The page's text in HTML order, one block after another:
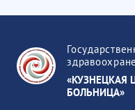
«КУЗНЕЦКАЯ
БОЛЬНИЦА»